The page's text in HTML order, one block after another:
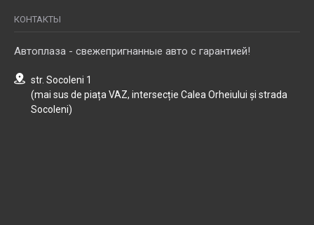
КОНТАКТЫ
Автоплаза - свежепригнанные авто с гарантией!
str. Socoleni 1
(mai sus de piața VAZ, intersecție Calea Orheiului și strada
Socoleni)